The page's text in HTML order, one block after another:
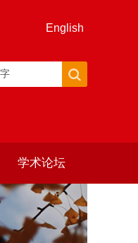
English
学术论坛